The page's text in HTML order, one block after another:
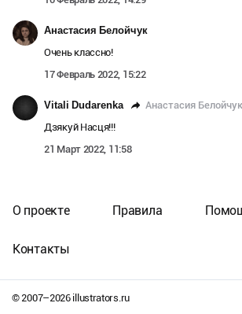
Анастасия Белойчук
Очень классно!
17 Февраль 2022, 15:22
Vitali Dudarenka Анастасия Белойчук
Дзякуй Насця!!!
21 Март 2022, 11:58
© 2007–2026illustrators.ru
О проекте Правила
Контакты